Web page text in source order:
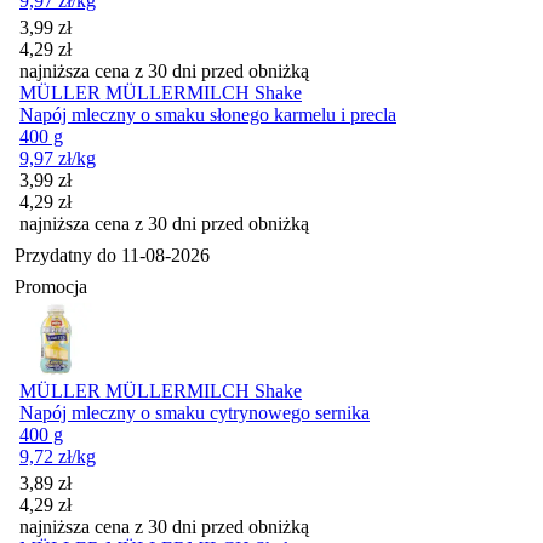
Cena promocyjna
3,99 zł
4,29 zł
najniższa cena z 30 dni przed obniżką
MÜLLER MÜLLERMILCH Shake
Napój mleczny o smaku słonego karmelu i precla
400 g
9,97 zł/kg
Cena promocyjna
3,99 zł
4,29 zł
najniższa cena z 30 dni przed obniżką
Przydatny do 11-08-2026
Promocja
MÜLLER MÜLLERMILCH Shake
Napój mleczny o smaku cytrynowego sernika
400 g
9,72 zł/kg
Cena promocyjna
3,89 zł
4,29 zł
najniższa cena z 30 dni przed obniżką